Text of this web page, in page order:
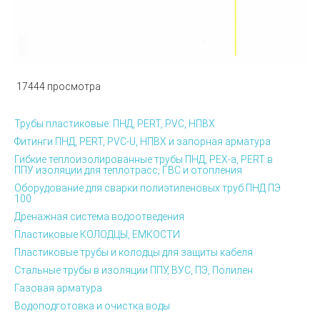
17444 просмотра
Трубы пластиковые: ПНД, PERT, PVC, НПВХ
Фитинги ПНД, PERT, PVC-U, НПВХ и запорная арматура
Гибкие теплоизолированные трубы ПНД, PEX-а, PERT в
ППУ изоляции для теплотрасс, ГВС и отопления
Оборудование для сварки полиэтиленовых труб ПНД ПЭ
100
Дренажная система водоотведения
Пластиковые КОЛОДЦЫ, ЕМКОСТИ
Пластиковые трубы и колодцы для защиты кабеля
Стальные трубы в изоляции ППУ, ВУС, ПЭ, Полилен
Газовая арматура
Водоподготовка и очистка воды